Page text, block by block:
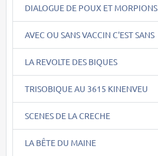
DIALOGUE DE POUX ET MORPIONS
AVEC OU SANS VACCIN C'EST SANS
LA REVOLTE DES BIQUES
TRISOBIQUE AU 3615 KINENVEU
SCENES DE LA CRECHE
LA BÊTE DU MAINE